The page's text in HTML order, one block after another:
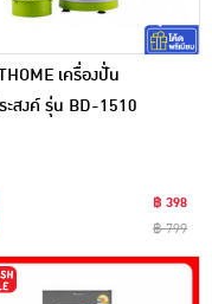
เครื่องปั่น
ะสงค์ รุ่น BD-1510
฿ 398
฿ 799